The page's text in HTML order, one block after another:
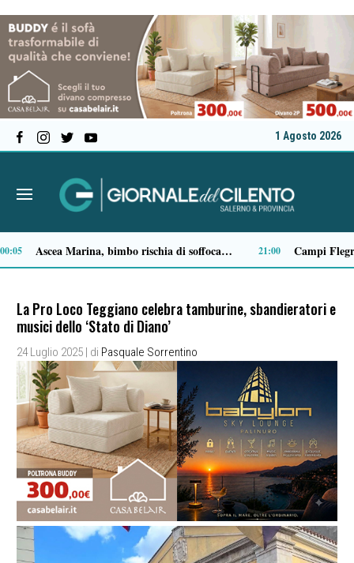
1 Agosto 2026
Milan in lutto, addio a Franco Baresi: il commosso saluto del club 13:53
La Pro Loco Teggiano celebra tamburine, sbandieratori e
musici dello ‘Stato di Diano’
24 Luglio 2025 | di Pasquale Sorrentino